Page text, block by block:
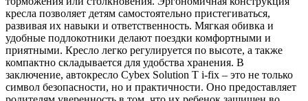
кресла позволяет детям самостоятельно пристегиваться,
развивая их навыки и ответственность. Мягкая обивка и
удобные подлокотники делают поездки комфортными и
приятными. Кресло легко регулируется по высоте, а также
компактно складывается для удобства хранения. В
заключение, автокресло Cybex Solution T i-fix – это не только
символ безопасности, но и практичности. Оно предоставляет